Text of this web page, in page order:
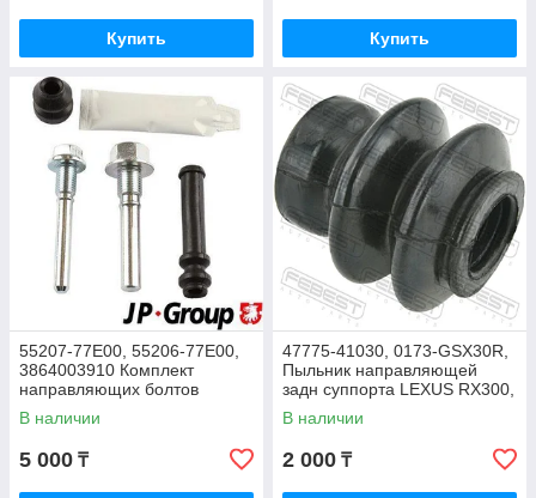
Купить Купить
55207-77E00, 55206-77E00,
3864003910 Комплект
направляющих болтов
суппорта SUZUKI GRAND
VITARA SQ625 1998-2005
В наличии
5 000 ₸
47775-41030, 0173-GSX30R,
Пыльник направляющей
задн суппорта LEXUS RX300,
RX330, RX350, FEBEST
В наличии
2 000 ₸